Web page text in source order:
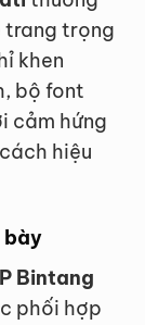
trang trọng
khen
bộ font
cảm hứng
hiệu
bày
Bintang
phối hợp